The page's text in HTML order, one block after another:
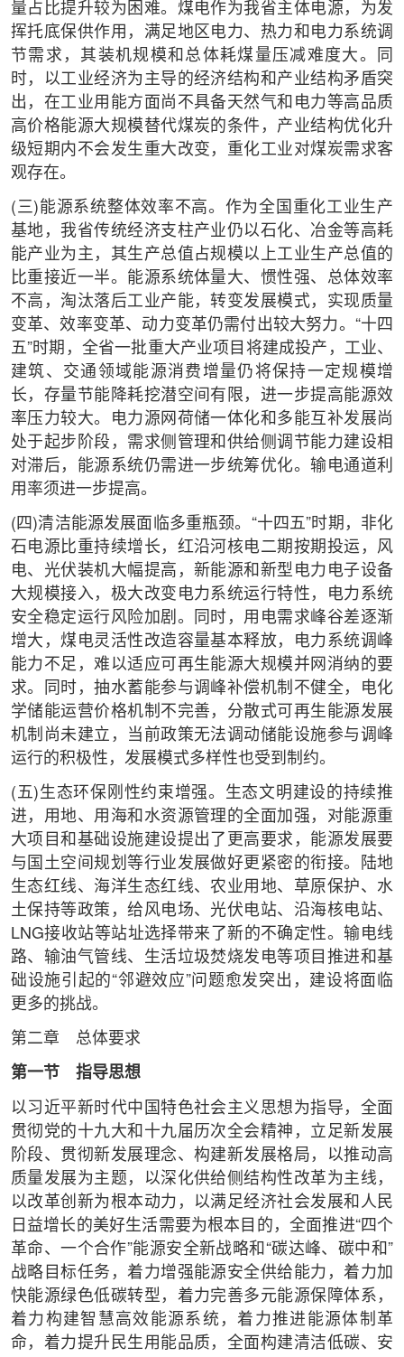
量占比提升较为困难。煤电作为我省主体电源，为发
挥托底保供作用，满足地区电力、热力和电力系统调
节需求，其装机规模和总体耗煤量压减难度大。同
时，以工业经济为主导的经济结构和产业结构矛盾突
出，在工业用能方面尚不具备天然气和电力等高品质
高价格能源大规模替代煤炭的条件，产业结构优化升
级短期内不会发生重大改变，重化工业对煤炭需求客
观存在。
(三)能源系统整体效率不高。作为全国重化工业生产
基地，我省传统经济支柱产业仍以石化、冶金等高耗
能产业为主，其生产总值占规模以上工业生产总值的
比重接近一半。能源系统体量大、惯性强、总体效率
不高，淘汰落后工业产能，转变发展模式，实现质量
变革、效率变革、动力变革仍需付出较大努力。“十四
五”时期，全省一批重大产业项目将建成投产，工业、
建筑、交通领域能源消费增量仍将保持一定规模增
长，存量节能降耗挖潜空间有限，进一步提高能源效
率压力较大。电力源网荷储一体化和多能互补发展尚
处于起步阶段，需求侧管理和供给侧调节能力建设相
对滞后，能源系统仍需进一步统筹优化。输电通道利
用率须进一步提高。
(四)清洁能源发展面临多重瓶颈。“十四五”时期，非化
石电源比重持续增长，红沿河核电二期按期投运，风
电、光伏装机大幅提高，新能源和新型电力电子设备
大规模接入，极大改变电力系统运行特性，电力系统
安全稳定运行风险加剧。同时，用电需求峰谷差逐渐
增大，煤电灵活性改造容量基本释放，电力系统调峰
能力不足，难以适应可再生能源大规模并网消纳的要
求。同时，抽水蓄能参与调峰补偿机制不健全，电化
学储能运营价格机制不完善，分散式可再生能源发展
机制尚未建立，当前政策无法调动储能设施参与调峰
运行的积极性，发展模式多样性也受到制约。
(五)生态环保刚性约束增强。生态文明建设的持续推
进，用地、用海和水资源管理的全面加强，对能源重
大项目和基础设施建设提出了更高要求，能源发展要
与国土空间规划等行业发展做好更紧密的衔接。陆地
生态红线、海洋生态红线、农业用地、草原保护、水
土保持等政策，给风电场、光伏电站、沿海核电站、
LNG接收站等站址选择带来了新的不确定性。输电线
路、输油气管线、生活垃圾焚烧发电等项目推进和基
础设施引起的“邻避效应”问题愈发突出，建设将面临
更多的挑战。
第二章 总体要求
第一节 指导思想
以习近平新时代中国特色社会主义思想为指导，全面
贯彻党的十九大和十九届历次全会精神，立足新发展
阶段、贯彻新发展理念、构建新发展格局，以推动高
质量发展为主题，以深化供给侧结构性改革为主线，
以改革创新为根本动力，以满足经济社会发展和人民
日益增长的美好生活需要为根本目的，全面推进“四个
革命、一个合作”能源安全新战略和“碳达峰、碳中和”
战略目标任务，着力增强能源安全供给能力，着力加
快能源绿色低碳转型，着力完善多元能源保障体系，
着力构建智慧高效能源系统，着力推进能源体制革
命，着力提升民生用能品质，全面构建清洁低碳、安